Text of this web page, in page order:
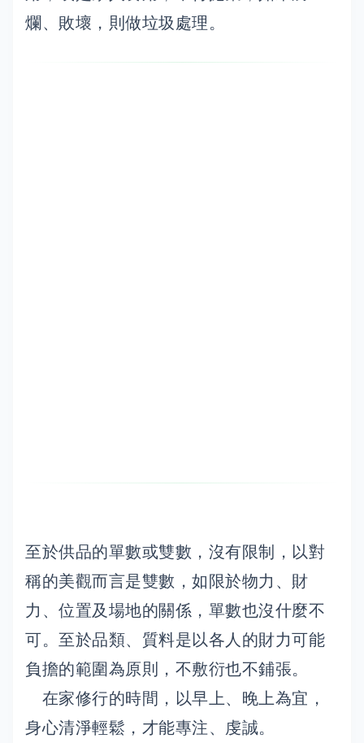
爛、敗壞，則做垃圾處理。
至於供品的單數或雙數，沒有限制，以對
稱的美觀而言是雙數，如限於物力、財
力、位置及場地的關係，單數也沒什麼不
可。至於品類、質料是以各人的財力可能
負擔的範圍為原則，不敷衍也不鋪張。
在家修行的時間，以早上、晚上為宜，
身心清淨輕鬆，才能專注、虔誠。